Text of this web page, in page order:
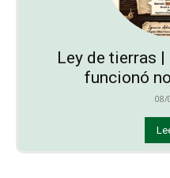
Ley de tierras
funcionó
08/